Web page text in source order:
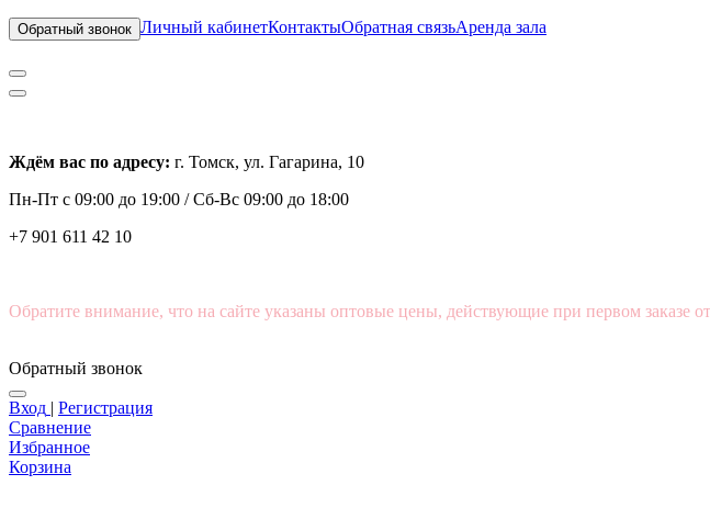
Обратный звонок Личный кабинетКонтактыОбратная связьАренда зала
Ждём вас по адресу: г. Томск, ул. Гагарина, 10
Пн-Пт с 09:00 до 19:00 /Сб-Вс 09:00 до 18:00
+7 901 611 42 10
Обратите внимание, что на сайте указаны оптовые цены, действующие при первом заказе
Обратный звонок
Вход | Регистрация
Сравнение
Избранное
Корзина